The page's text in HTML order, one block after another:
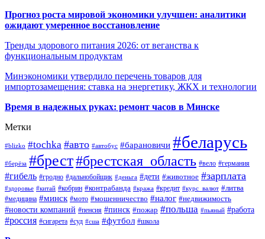
Прогноз роста мировой экономики улучшен: аналитики
ожидают умеренное восстановление
Тренды здорового питания 2026: от веганства к
функциональным продуктам
Минэкономики утвердило перечень товаров для
импортозамещения: ставка на энергетику, ЖКХ и технологии
Время в надежных руках: ремонт часов в Минске
Метки
#blizko #tochka #авто #автобус #барановичи #беларусь
#берёза #брест#брестская_область #вело #германия
#гибель #гродно #дальнобойщик #деньга #дети #животное #зарплата
#здоровье #китай #кобрин #контрабанда #кража #кредит #курс_валют #литва
#медицина #минск #мото #мошенничество #налог #недвижимость
#новости компаний #пенсия #пинск #пожар #польша #пьяный #работа
#россия #сигарета #суд #сша #футбол #школа